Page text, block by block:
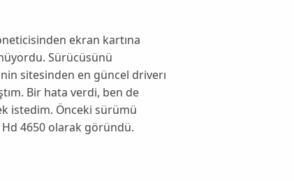
ekran kartına
Sürücüsünü
sitesinden en güncel driverı
Bir hata verdi, ben de
istedim. Önceki sürümü
Hd 4650 olarak göründü.